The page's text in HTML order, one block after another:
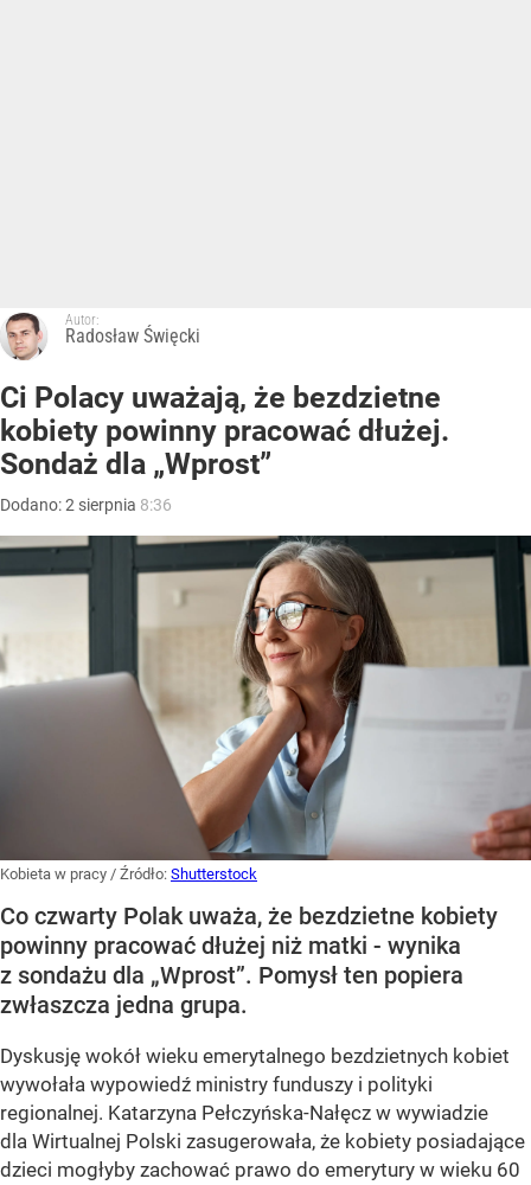
Autor:
Radosław Święcki
Ci Polacy uważają, że bezdzietne
kobiety powinny pracować dłużej.
Sondaż dla „Wprost”
Dodano:2 sierpnia 8:36
Kobieta w pracy / Źródło: Shutterstock
Co czwarty Polak uważa, że bezdzietne kobiety
powinny pracować dłużej niż matki - wynika
z sondażu dla „Wprost”. Pomysł ten popiera
zwłaszcza jedna grupa.
Dyskusję wokół wieku emerytalnego bezdzietnych kobiet
wywołała wypowiedź ministry funduszy i polityki
regionalnej. Katarzyna Pełczyńska-Nałęcz w wywiadzie
dla Wirtualnej Polski zasugerowała, że kobiety posiadające
dzieci mogłyby zachować prawo do emerytury w wieku 60